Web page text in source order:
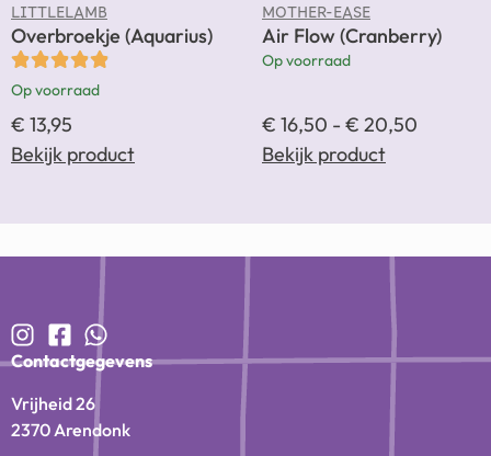
LITTLELAMB
Overbroekje (Aquarius)
Op voorraad
€ 13,95
Bekijk product
MOTHER-EASE
Air Flow (Cranberry)
Op voorraad
€ 16,50 - € 20,50
Bekijk product
Contactgegevens
Vrijheid 26
2370 Arendonk